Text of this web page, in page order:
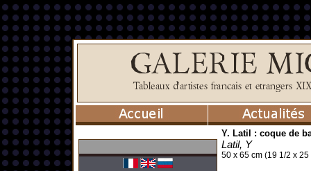
Y. Latil : coque de
Latil, Y
50 x 65 cm (19 1/2 x 25